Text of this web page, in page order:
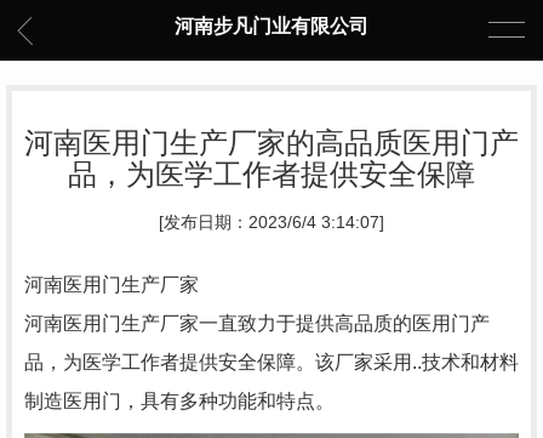
河南步凡门业有限公司
河南医用门生产厂家的高品质医用门产
品，为医学工作者提供安全保障
[发布日期：2023/6/4 3:14:07]
河南医用门生产厂家
河南医用门生产厂家一直致力于提供高品质的医用门产
品，为医学工作者提供安全保障。该厂家采用..技术和材料
制造医用门，具有多种功能和特点。